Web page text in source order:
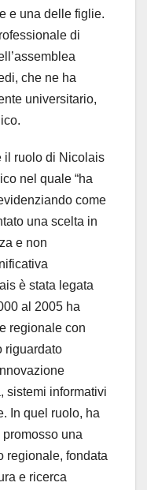
e una delle figlie.
di
che ne ha
universitario,
il ruolo di Nicolais
nel quale “ha
come
una scelta in
e non
è stata legata
al 2005 ha
regionale con
riguardato
sistemi informativi
In quel ruolo, ha
una
regionale, fondata
e ricerca